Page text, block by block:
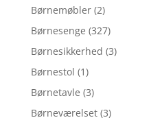
Børnemøbler (2)
Børnesenge (327)
Børnesikkerhed (3)
Børnestol (1)
Børnetavle (3)
Børneværelset (3)